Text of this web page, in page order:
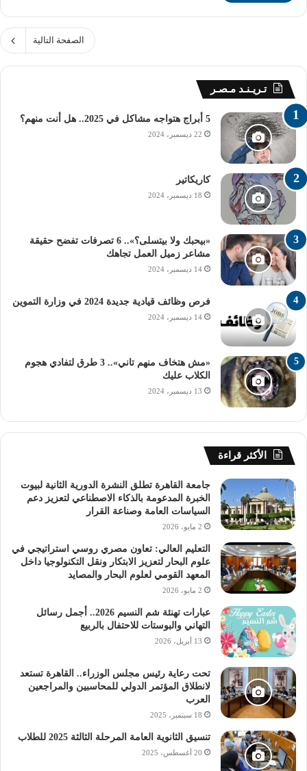
الصفحة التالية
تـريـنـد مـصـر
5 أبراج هتواجه مشاكل في 2025.. هل أنت منهم؟
22 ديسمبر، 2024
كاريكاتير
18 ديسمبر، 2024
«بيحبك ولا بيتسلى؟».. 6 تصرفات تفضح حقيقة
مشاعر زميل العمل تجاهك
14 ديسمبر، 2024
فرص وظائف قيادية جديدة 2024 في وزارة التموين
14 ديسمبر، 2024
«مش هتخاف منهم تاني».. 3 طرق لتفادي هجوم
الكلاب عليك
13 ديسمبر، 2024
الأكثر قراءة
جامعة القاهرة تطلق النشرة الدورية الثانية لبيوت
الخبرة المدعومة بالذكاء الاصطناعي لتعزيز دعم
السياسات العامة وصناعة القرار
2 مايو، 2026
التعليم العالي: تعاون مصري روسي استراتيجي في
علوم البحار لتعزيز الابتكار ونقل التكنولوجيا داخل
المعهد القومي لعلوم البحار والمصايد
2 مايو، 2026
عبارات تهنئة شم النسيم 2026.. أجمل رسائل
التهاني والبوستات للاحتفال بالربيع
13 أبريل، 2026
تحت رعاية رئيس مجلس الوزراء.. القاهرة تستعد
لانطلاق المؤتمر الدولي للمحاسبين والمراجعين
العرب
18 سبتمبر، 2025
تنسيق الثانوية العامة المرحلة الثالثة 2025 للطلاب
20 أغسطس، 2025